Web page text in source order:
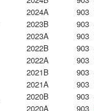
2024A
903
2023B
903
2023Α
903
2022B
903
2022A
903
2021B
903
2021A
903
2020B
903
2020A
903